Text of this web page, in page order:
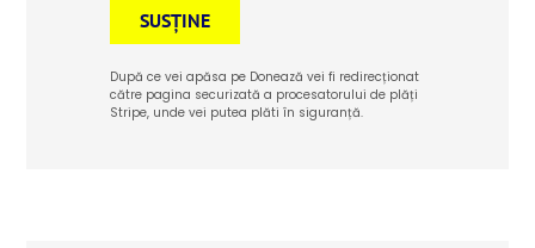
SUSȚINE
După ce vei apăsa pe Donează vei fi redirecționat
către pagina securizată a procesatorului de plăți
Stripe, unde vei putea plăti în siguranță.